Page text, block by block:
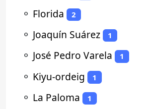
⚬ Florida 2
⚬ Joaquín Suárez 1
⚬ José Pedro Varela 1
⚬ Kiyu-ordeig 1
⚬ La Paloma 1